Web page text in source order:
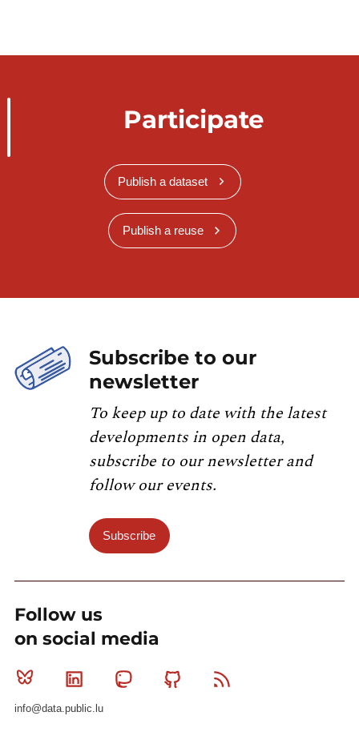
Participate
Publish a dataset
Publish a reuse
Subscribe to our
newsletter
To keep up to date with the latest
developments in open data,
subscribe to our newsletter and
follow our events.
Subscribe
Follow us
on social media
Bluesky Linkedin MastodonGithub
info@data.public.lu